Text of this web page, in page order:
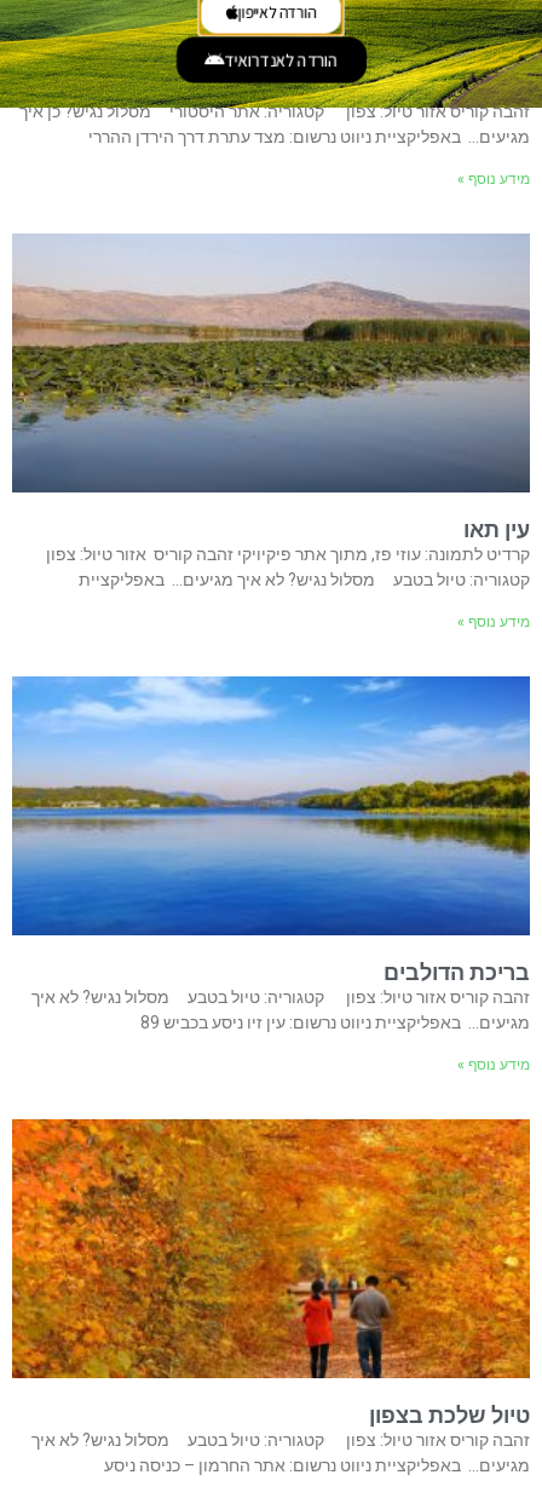
מצד עטרת
זהבה קוריס אזור טיול: צפון קטגוריה: אתר היסטורי מסלול נגיש? כן איך
מגיעים… באפליקציית ניווט נרשום: מצד עתרת דרך הירדן ההררי
מידע נוסף »
עין תאו
קרדיט לתמונה: עוזי פז, מתוך אתר פיקיויקי זהבה קוריס אזור טיול: צפון
קטגוריה: טיול בטבע מסלול נגיש? לא איך מגיעים… באפליקציית
מידע נוסף »
בריכת הדולבים
זהבה קוריס אזור טיול: צפון קטגוריה: טיול בטבע מסלול נגיש? לא איך
מגיעים… באפליקציית ניווט נרשום: עין זיו ניסע בכביש 89
מידע נוסף »
טיול שלכת בצפון
זהבה קוריס אזור טיול: צפון קטגוריה: טיול בטבע מסלול נגיש? לא איך
מגיעים… באפליקציית ניווט נרשום: אתר החרמון – כניסה ניסע
הורדה לאייפון
הורדה לאנדרואיד